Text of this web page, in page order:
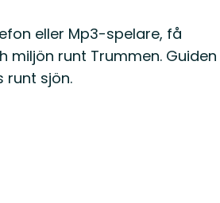
eller Mp3-spelare, få
runt Trummen. Guiden
runt sjön.